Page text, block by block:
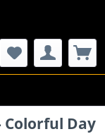
Colorful Day